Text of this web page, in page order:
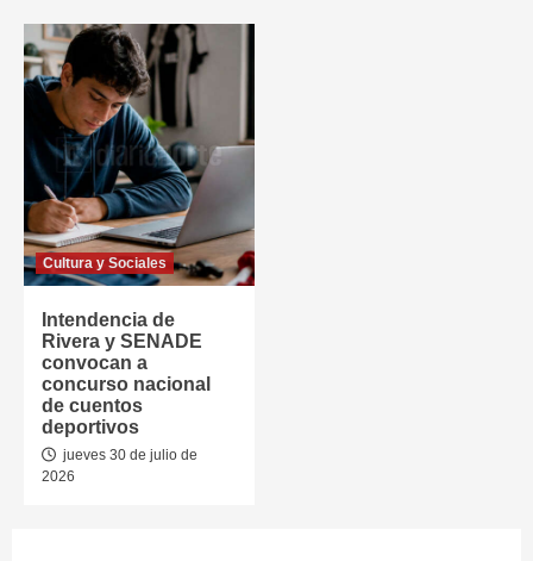
Cultura y Sociales
Intendencia de
Rivera y SENADE
convocan a
concurso nacional
de cuentos
deportivos
jueves 30 de julio de
2026